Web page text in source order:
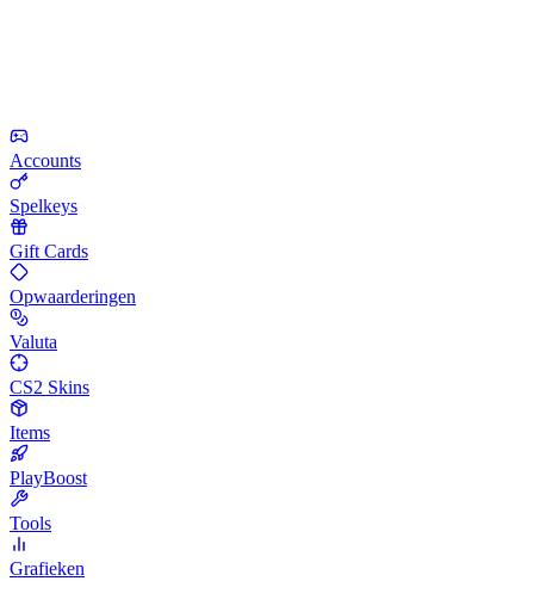
Accounts
Spelkeys
Gift Cards
Opwaarderingen
Valuta
CS2 Skins
Items
PlayBoost
Tools
Grafieken